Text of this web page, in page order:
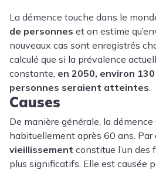
La démence touche dans le
de personnes et on estime
nouveaux cas sont enregistrés
calculé que si la prévalence
constante, en 2050, environ
personnes seraient atteintes
Causes
De manière générale, la
habituellement après 60 ans. Par
vieillissement constitue l’un des
plus significatifs. Elle est causée